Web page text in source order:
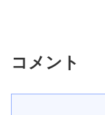
コメント